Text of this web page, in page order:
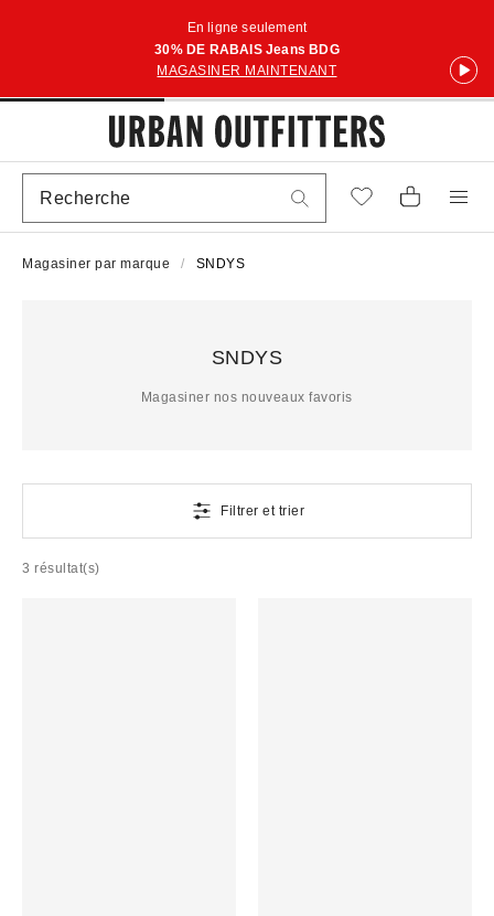
En ligne seulement
30% DE RABAIS Jeans BDG
MAGASINER MAINTENANT
Magasiner par marque SNDYS
SNDYS
Magasiner nos nouveaux favoris
Filtrer et trier
3 résultat(s)